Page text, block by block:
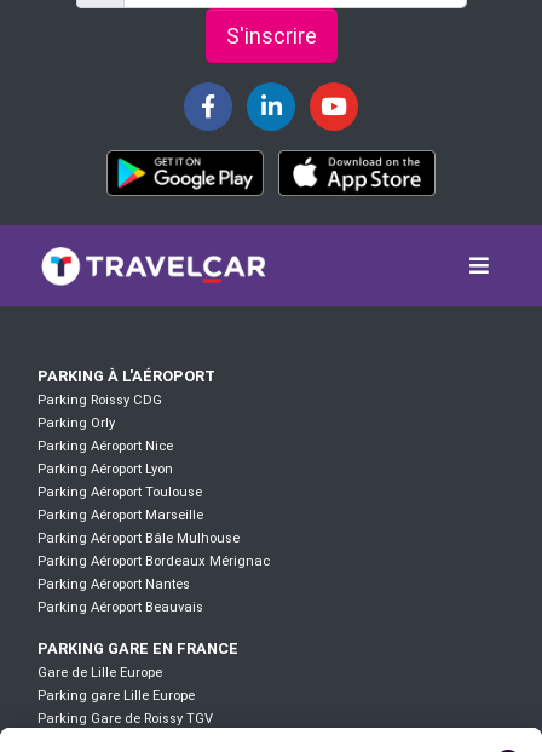
S'inscrire
PARKING À L'AÉROPORT
Parking Roissy CDG
Parking Orly
Parking Aéroport Nice
Parking Aéroport Lyon
Parking Aéroport Toulouse
Parking Aéroport Marseille
Parking Aéroport Bâle Mulhouse
Parking Aéroport Bordeaux Mérignac
Parking Aéroport Nantes
Parking Aéroport Beauvais
PARKING GARE EN FRANCE
Gare de Lille Europe
Parking gare Lille Europe
Parking Gare de Roissy TGV